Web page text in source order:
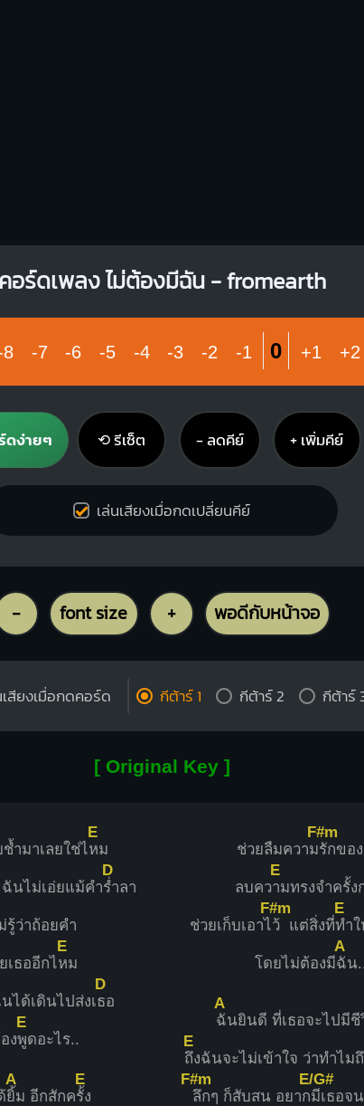
คอร์ดเพลง ไม่ต้องมีฉัน - fromearth
8 -7 -6 -5 -4 -3 -2 -1 0 +1 +2
ดง่ายๆ ⟲ รีเซ็ต − ลดคีย์ + เพิ่มคีย์
เล่นเสียงเมื่อกดเปลี่ยนคีย์
- font size + พอดีกับหน้าจอ
เสียงเมื่อกดคอร์ด กีต้าร์ 1 กีต้าร์ 2 กีต้าร์
[ Original Key ]
ำมาเลยใช่ไ
E
หม
ฉันไม่เอ่ยแม้คำ
D
ร่ำลา
รู้ว่าถ้อยคำ
เธออีกไ
E
หม
ได้เดินไปส่งเ
D
ธอ
ง
E
พูดอะไร..
A
ยิ้ม อีกสักค
E
รั้ง
ช่วยลืมความ
F#m
รักของ
ลบคว
E
ามทรงจำครั้ง
ช่วยเก็บเอาไ
F#m
ว้ แต่สิ่งที่
E
ทำ
โดยไม่ต้องมี
A
ฉัน
A
ฉันยินดี ที่เธอจะไปมีชี
E
ถึงฉันจะไม่เข้าใจ ว่าทำไม
F#m
ลึกๆ ก็สับสน อยาก
E/G#
มีเธอจ